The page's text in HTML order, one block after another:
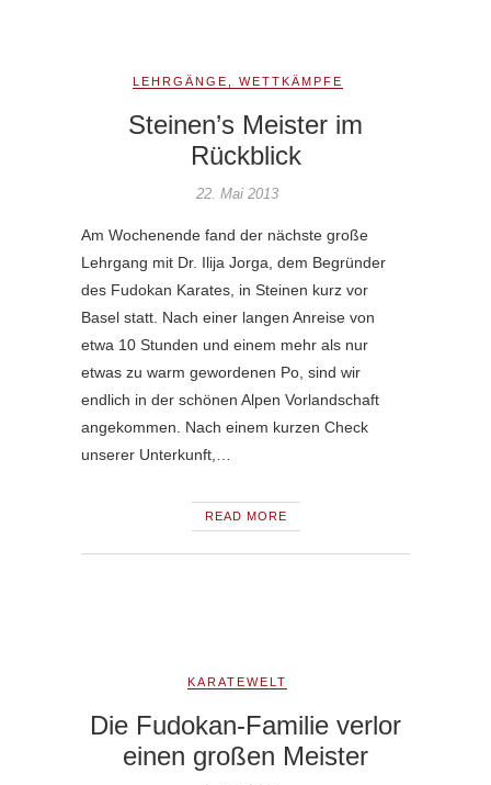
LEHRGÄNGE WETTKÄMPFE
Steinen’s Meister im
Rückblick
22. Mai 2013
Am Wochenende fand der nächste große
Lehrgang mit Dr. Ilija Jorga, dem Begründer
des Fudokan Karates, in Steinen kurz vor
Basel statt. Nach einer langen Anreise von
etwa 10 Stunden und einem mehr als nur
etwas zu warm gewordenen Po, sind wir
endlich in der schönen Alpen Vorlandschaft
angekommen. Nach einem kurzen Check
unserer Unterkunft,…
READ MORE
KARATEWELT
Die Fudokan-Familie verlor
einen großen Meister